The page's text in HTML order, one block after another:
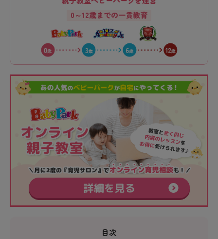
0～12歳までの一貫教育
目次